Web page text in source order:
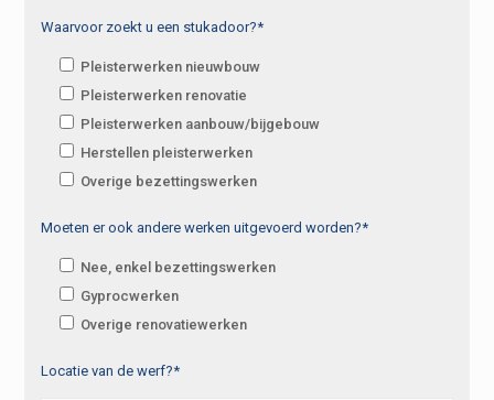
Waarvoor zoekt u een stukadoor?*
Pleisterwerken nieuwbouw
Pleisterwerken renovatie
Pleisterwerken aanbouw/bijgebouw
Herstellen pleisterwerken
Overige bezettingswerken
Moeten er ook andere werken uitgevoerd worden?*
Nee, enkel bezettingswerken
Gyprocwerken
Overige renovatiewerken
Locatie van de werf?*